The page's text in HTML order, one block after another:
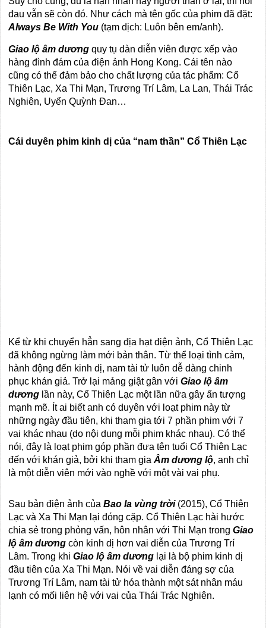
đau vẫn sẽ còn đó. Như cách mà tên gốc của phim đã đặt:
Always Be With You (tạm dịch: Luôn bên em/anh).
Giao lộ âm dương quy tụ dàn diễn viên được xếp vào
hàng đình đám của điện ảnh Hong Kong. Cái tên nào
cũng có thể đảm bảo cho chất lượng của tác phẩm: Cổ
Thiên Lạc, Xa Thi Mạn, Trương Trí Lâm, La Lan, Thái Trác
Nghiên, Uyển Quỳnh Đan…
Cái duyên phim kinh dị của “nam thần” Cổ Thiên Lạc
Kể từ khi chuyển hẳn sang địa hạt điện ảnh, Cổ Thiên Lạc
đã không ngừng làm mới bản thân. Từ thể loại tình cảm,
hành động đến kinh dị, nam tài tử luôn dễ dàng chinh
phục khán giả. Trở lại mảng giật gân vớiGiao lộ âm
dương lần này, Cổ Thiên Lạc một lần nữa gây ấn tượng
mạnh mẽ. Ít ai biết anh có duyên với loạt phim này từ
những ngày đầu tiên, khi tham gia tới 7 phần phim với 7
vai khác nhau (do nội dung mỗi phim khác nhau). Có thể
nói, đây là loạt phim góp phần đưa tên tuổi Cổ Thiên Lạc
đến với khán giả, bởi khi tham giaÂm dương lộ, anh chỉ
là một diễn viên mới vào nghề với một vài vai phụ.
Sau bản điện ảnh củaBao la vùng trời(2015), Cổ Thiên
Lạc và Xa Thi Mạn lại đóng cặp. Cổ Thiên Lạc hài hước
chia sẻ trong phỏng vấn, hôn nhân với Thi Mạn trongGiao
lộ âm dương còn kinh dị hơn vai diễn của Trương Trí
Lâm. Trong khiGiao lộ âm dương lại là bộ phim kinh dị
đầu tiên của Xa Thi Mạn. Nói về vai diễn đáng sợ của
Trương Trí Lâm, nam tài tử hóa thành một sát nhân máu
lạnh có mối liên hệ với vai của Thái Trác Nghiên.